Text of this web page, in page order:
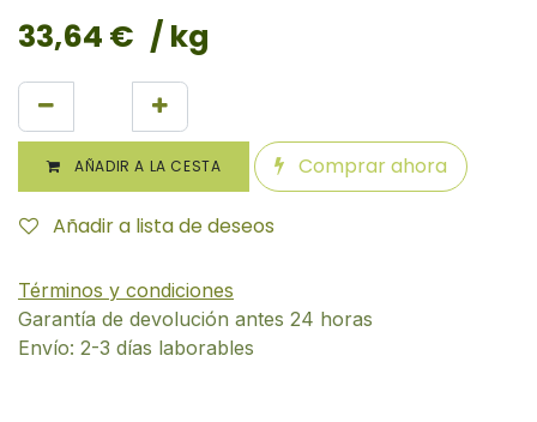
33,64 € / kg
AÑADIR A LA CESTA Comprar ahora
Añadir a lista de deseos
Términos y condiciones
Garantía de devolución antes 24 horas
Envío: 2-3 días laborables